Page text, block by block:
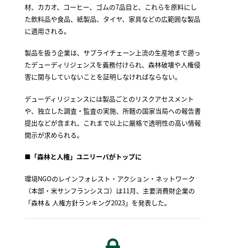
材、カカオ、コーヒー、ゴムの7品目と、これらを原料にし
た飲料品や食品、紙製品、タイヤ、家具などの広範囲な製品
に適用される。
製品を扱う企業は、サプライチェーン上流の生産地まで遡っ
たデューディリジェンスを義務付けられ、森林破壊や人権侵
害に関与していないことを証明しなければならない。
デューディリジェンスには製品ごとのリスクアセスメント
や、独立した調査・監査の実施、所轄の国家当局への報告書
提出などが含まれ、これまで以上に厳格で透明性の高い情報
開示が求められる。
■ 「森林と人権」ユニリーバがトップに
環境NGOのレインフォレスト・アクション・ネットワーク
（本部・米サンフランシスコ）は11月、主要消費財企業の
「森林＆ 人権方針ランキング2023」を発表した。